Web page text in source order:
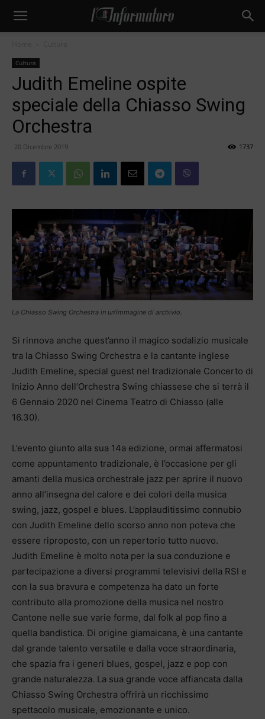
Cultura
Judith Emeline ospite
speciale della Chiasso Swing
Orchestra
20 Dicembre 2019 1737
La Chiasso Swing Orchestra in un'immagine di archivio.
Si rinnova anche quest’anno il magico sodalizio musicale
tra la Chiasso Swing Orchestra e la cantante inglese
Judith Emeline, special guest nel tradizionale Concerto di
Inizio Anno dell’Orchestra Swing chiassese che si terrà il
6 Gennaio 2020 nel Cinema Teatro di Chiasso (alle
16.30).
L’evento giunto alla sua 14a edizione, ormai affermatosi
come appuntamento tradizionale, è l’occasione per gli
amanti della musica orchestrale jazz per aprire il nuovo
anno all’insegna del calore e dei colori della musica
swing, jazz, gospel e blues. L’applauditissimo connubio
con Judith Emeline dello scorso anno non poteva che
essere riproposto, con un repertorio tutto nuovo.
Judith Emeline è molto nota per la sua conduzione e
partecipazione a diversi programmi televisivi della RSI e
con la sua bravura e competenza ha dato un forte
contributo alla promozione della musica nel nostro
Cantone nelle sue varie forme, dal folk al pop fino a
quella bandistica. Di origine giamaicana, è una cantante
dal grande talento versatile e dalla voce straordinaria,
che spazia fra i generi blues, gospel, jazz e pop con
grande naturalezza. La sua grande voce affiancata dalla
Chiasso Swing Orchestra offrirà un ricchissimo
spettacolo musicale, emozionante e unico.